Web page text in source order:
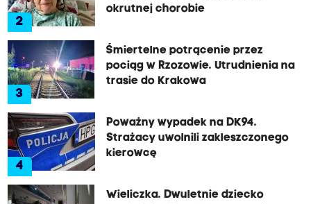
2
okrutnej chorobie
3
Śmiertelne potrącenie przez
pociąg w Rzozowie. Utrudnienia na
trasie do Krakowa
4
Poważny wypadek na DK94.
Strażacy uwolnili zakleszczonego
kierowcę
Wieliczka. Dwuletnie dziecko